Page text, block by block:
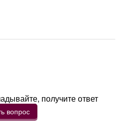
получите ответ
вопрос